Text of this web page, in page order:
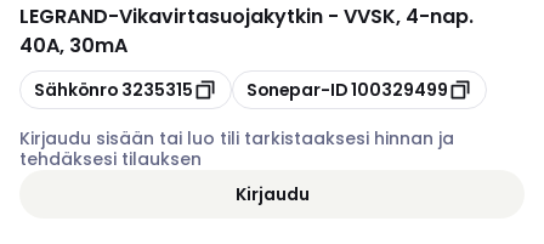
LEGRAND-Vikavirtasuojakytkin - VVSK, 4-nap.
40A, 30mA
Kopioi
Sähkönro 3235315 Kopioi
Sonepar-ID100329499
Kirjaudu sisään tai luo tili tarkistaaksesi hinnan ja
tehdäksesi tilauksen
Kirjaudu